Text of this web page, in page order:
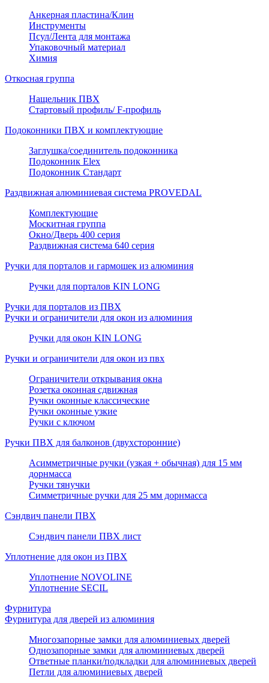
Анкерная пластина/Клин
Инструменты
Псул/Лента для монтажа
Упаковочный материал
Химия
Откосная группа
Нащельник ПВХ
Стартовый профиль/ F-профиль
Подоконники ПВХ и комплектующие
Заглушка/соединитель подоконника
Подоконник Elex
Подоконник Стандарт
Раздвижная алюминиевая система PROVEDAL
Комплектующие
Москитная группа
Окно/Дверь 400 серия
Раздвижная система 640 серия
Ручки для порталов и гармошек из алюминия
Ручки для порталов KIN LONG
Ручки для порталов из ПВХ
Ручки и ограничители для окон из алюминия
Ручки для окон KIN LONG
Ручки и ограничители для окон из пвх
Ограничители открывания окна
Розетка оконная сдвижная
Ручки оконные классические
Ручки оконные узкие
Ручки с ключом
Ручки ПВХ для балконов (двухсторонние)
Асимметричные ручки (узкая + обычная) для 15 мм
дорнмасса
Ручки тянучки
Симметричные ручки для 25 мм дорнмасса
Сэндвич панели ПВХ
Сэндвич панели ПВХ лист
Уплотнение для окон из ПВХ
Уплотнение NOVOLINE
Уплотнение SECIL
Фурнитура
Фурнитура для дверей из алюминия
Многозапорные замки для алюминиевых дверей
Однозапорные замки для алюминиевых дверей
Ответные планки/подкладки для алюминиевых дверей
Петли для алюминиевых дверей